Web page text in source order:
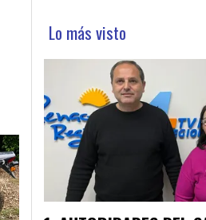
Lo más visto